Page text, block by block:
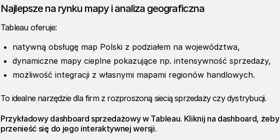
Najlepsze na rynku mapy i analiza geograficzna
Tableau oferuje:
natywną obsługę map Polski z podziałem na województwa,
dynamiczne mapy cieplne pokazujące np. intensywność sprzedaży,
możliwość integracji z własnymi mapami regionów handlowych.
To idealne narzędzie dla firm z rozproszoną siecią sprzedaży czy dystrybucji.
Przykładowy dashboard sprzedażowy w Tableau. Kliknij na dashboard, żeby
przenieść się do jego interaktywnej wersji.